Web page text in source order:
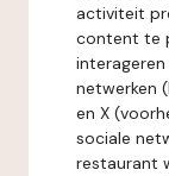
activiteit
content te
netwerken
en X
sociale
restaurant